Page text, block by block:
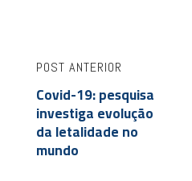
POST ANTERIOR
Covid-19: pesquisa
investiga evolução
da letalidade no
mundo